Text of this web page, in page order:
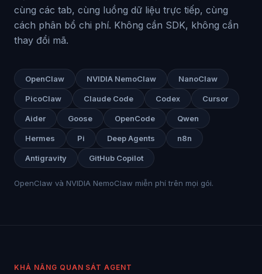
cùng các tab, cùng luồng dữ liệu trực tiếp, cùng
cách phân bổ chi phí. Không cần SDK, không cần
thay đổi mã.
OpenClaw NVIDIA NemoClaw NanoClaw
PicoClaw Claude Code Codex Cursor
Aider Goose OpenCode Qwen
Hermes Pi Deep Agents n8n
Antigravity GitHub Copilot
OpenClaw và NVIDIA NemoClaw miễn phí trên mọi gói.
KHẢ NĂNG QUAN SÁT AGENT